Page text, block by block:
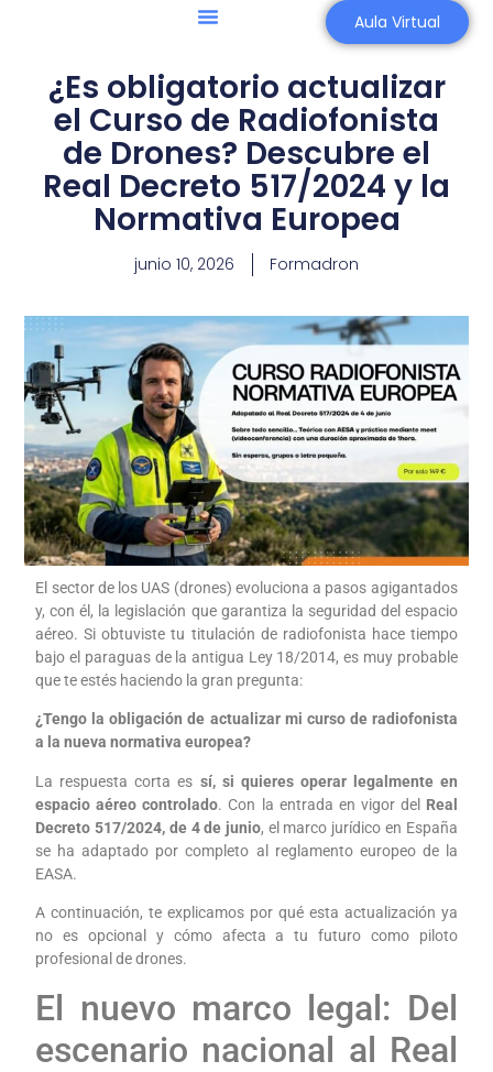
Aula Virtual
¿Es obligatorio actualizar
el Curso de Radiofonista
de Drones? Descubre el
Real Decreto 517/2024 y la
Normativa Europea
junio 10, 2026 Formadron
El sector de los UAS (drones) evoluciona a pasos agigantados
y, con él, la legislación que garantiza la seguridad del espacio
aéreo. Si obtuviste tu titulación de radiofonista hace tiempo
bajo el paraguas de la antigua Ley 18/2014, es muy probable
que te estés haciendo la gran pregunta:
¿Tengo la obligación de actualizar mi curso de radiofonista
a la nueva normativa europea?
La respuesta corta es sí, si quieres operar legalmente en
espacio aéreo controlado. Con la entrada en vigor del Real
Decreto 517/2024, de 4 de junio, el marco jurídico en España
se ha adaptado por completo al reglamento europeo de la
EASA.
A continuación, te explicamos por qué esta actualización ya
no es opcional y cómo afecta a tu futuro como piloto
profesional de drones.
El nuevo marco legal: Del
escenario nacional al Real